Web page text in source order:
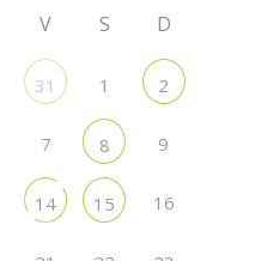
V S D
31 1 2
7 8 9
14 15 16